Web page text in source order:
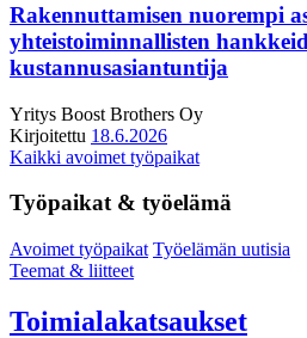
Rakennuttamisen nuorempi
yhteistoiminnallisten
kustannusasiantuntija
Yritys Boost Brothers Oy
Kirjoitettu 18.6.2026
Kaikki avoimet työpaikat
Työpaikat & työelämä
Avoimet työpaikat Työelämän uutisia
Teemat & liitteet
Toimialakatsaukset